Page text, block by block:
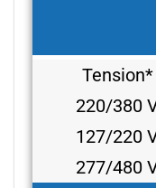
Tension*
220/380
127/220
277/480